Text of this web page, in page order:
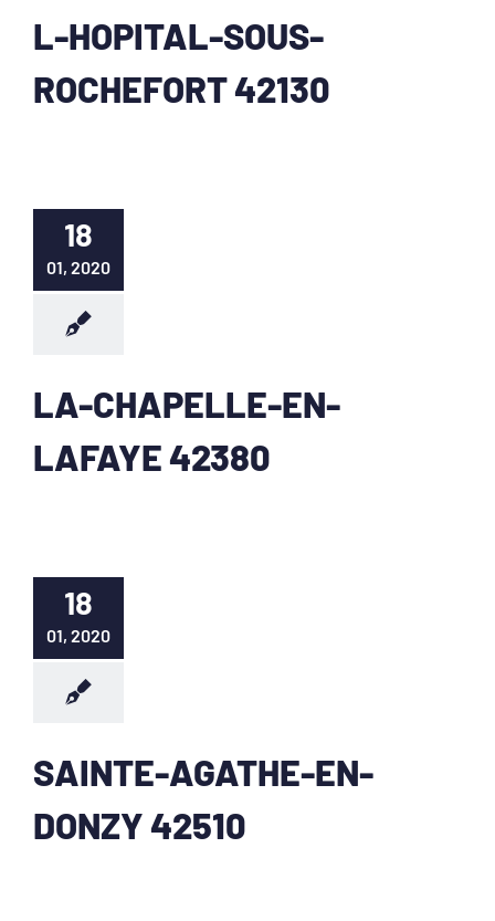
L-HOPITAL-SOUS-
ROCHEFORT 42130
18
01, 2020
LA-CHAPELLE-EN-
LAFAYE 42380
18
01, 2020
SAINTE-AGATHE-EN-
DONZY 42510